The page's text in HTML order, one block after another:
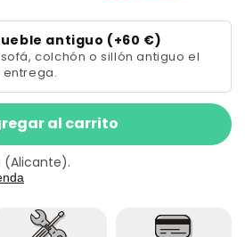
antiguo (+60 €)
colchón o sillón antiguo el
al carrito
(Alicante).